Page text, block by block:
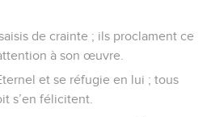
de crainte ; ils proclament ce
à son œuvre.
et se réfugie en lui ; tous
s’en félicitent.